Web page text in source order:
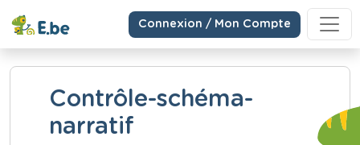
Connexion / Mon Compte
Contrôle-schéma-
narratif